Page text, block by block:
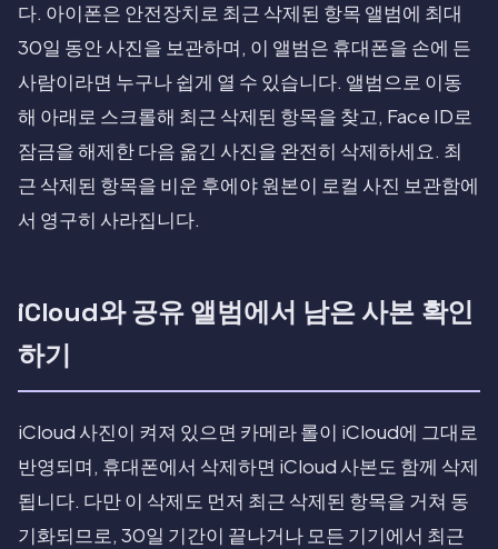
다. 아이폰은 안전장치로 최근 삭제된 항목 앨범에 최대
30일 동안 사진을 보관하며, 이 앨범은 휴대폰을 손에 든
사람이라면 누구나 쉽게 열 수 있습니다. 앨범으로 이동
해 아래로 스크롤해 최근 삭제된 항목을 찾고, Face ID로
잠금을 해제한 다음 옮긴 사진을 완전히 삭제하세요. 최
근 삭제된 항목을 비운 후에야 원본이 로컬 사진 보관함에
서 영구히 사라집니다.
iCloud와 공유 앨범에서 남은 사본 확인
하기
iCloud 사진이 켜져 있으면 카메라 롤이 iCloud에 그대로
반영되며, 휴대폰에서 삭제하면 iCloud 사본도 함께 삭제
됩니다. 다만 이 삭제도 먼저 최근 삭제된 항목을 거쳐 동
기화되므로, 30일 기간이 끝나거나 모든 기기에서 최근